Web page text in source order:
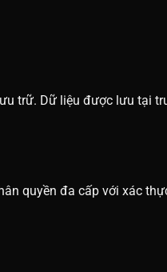
trữ. Dữ liệu được lưu tại
quyền đa cấp với xác